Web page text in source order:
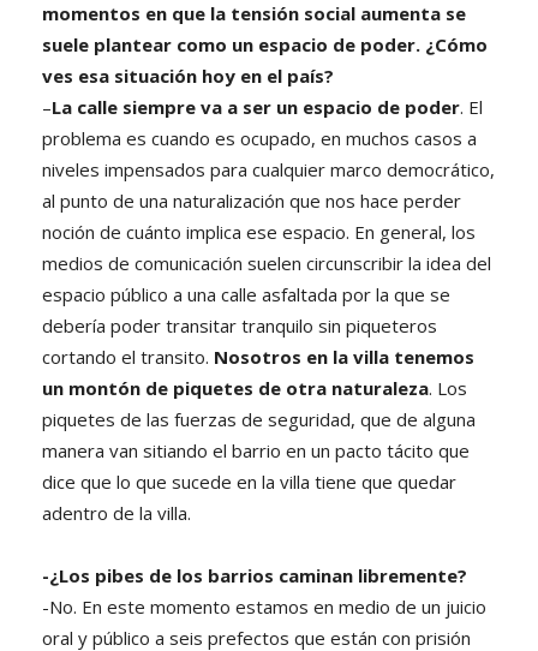
momentos en que la tensión social aumenta se
suele plantear como un espacio de poder. ¿Cómo
ves esa situación hoy en el país?
–La calle siempre va a ser un espacio de poder. El
problema es cuando es ocupado, en muchos casos a
niveles impensados para cualquier marco democrático,
al punto de una naturalización que nos hace perder
noción de cuánto implica ese espacio. En general, los
medios de comunicación suelen circunscribir la idea del
espacio público a una calle asfaltada por la que se
debería poder transitar tranquilo sin piqueteros
cortando el transito. Nosotros en la villa tenemos
un montón de piquetes de otra naturaleza. Los
piquetes de las fuerzas de seguridad, que de alguna
manera van sitiando el barrio en un pacto tácito que
dice que lo que sucede en la villa tiene que quedar
adentro de la villa.
-¿Los pibes de los barrios caminan libremente?
-No. En este momento estamos en medio de un juicio
oral y público a seis prefectos que están con prisión